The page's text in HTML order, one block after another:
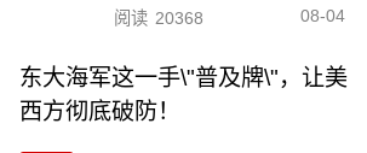
阅读 20368 08-04
东大海军这一手\"普及牌\"，让美
西方彻底破防！